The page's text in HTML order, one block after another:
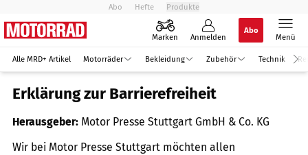
Abo Hefte Produkte
Marken Anmelden
Abo
Menü
Alle MRD+ Artikel Motorräder Bekleidung Zubehör Technik
Erklärung zur Barrierefreiheit
Herausgeber: Motor Presse Stuttgart GmbH & Co. KG
Wir bei Motor Presse Stuttgart möchten allen